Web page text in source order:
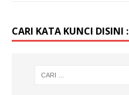
CARI KATA KUNCI DISINI :